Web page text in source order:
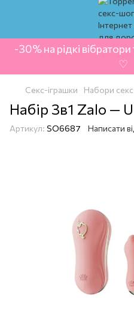
-30% на рідкі
♡
Секс-іграшки Набори
Набір 3в1 Zalo —
Артикул: SO6687 Написати